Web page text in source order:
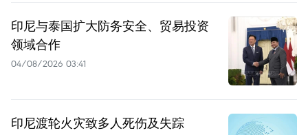
印尼与泰国扩大防务安全、贸易投资
领域合作
04/08/2026 03:41
印尼渡轮火灾致多人死伤及失踪